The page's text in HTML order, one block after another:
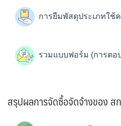
การยืมพัสดุประเภทใช้ค
รวมแบบฟอร์ม (การตอ
สรุปผลการจัดซื้อจัดจ้างของ ส